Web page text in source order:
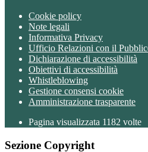
Cookie policy
Note legali
Informativa Privacy
Ufficio Relazioni con il
Dichiarazione di accessibilità
Obiettivi di accessibilità
Whistleblowing
Gestione consensi cookie
Amministrazione trasparente
Pagina visualizzata 1182 volte
Sezione Copyright